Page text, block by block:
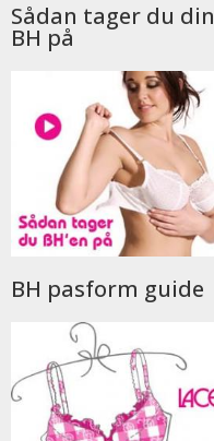
Sådan tager du din
BH på
BH pasform guide